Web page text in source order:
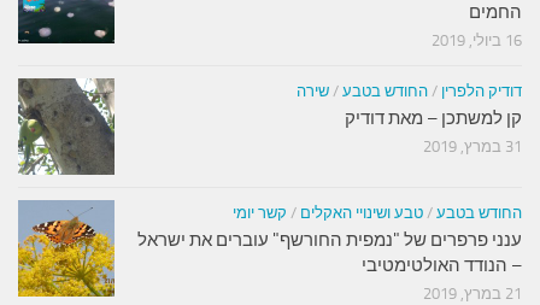
החמים
16 ביולי, 2019
דודיק הלפרין / החודש בטבע / שירה
קן למשתכן – מאת דודיק
31 במרץ, 2019
החודש בטבע / טבע ושינויי האקלים / קשר יומי
ענני פרפרים של "נמפית החורשף" עוברים את ישראל
– הנודד האולטימטיבי
21 במרץ, 2019